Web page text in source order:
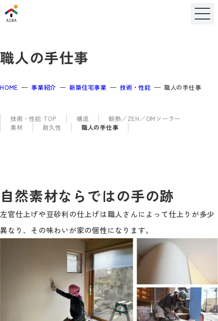
職人の手仕事
HOME 事業紹介 新築住宅事業 技術・性能 職人の手仕事
技術・性能 TOP 構造
断熱／ZEH／OMソーラー
素材
耐久性 職人の手仕事
自然素材ならではの手の跡
左官仕上げや豆砂利の仕上げは職人さんによって仕上りが多少
異なり、その味わいが家の個性になります。